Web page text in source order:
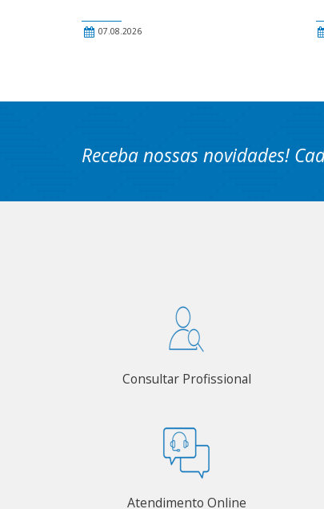
07.08.2026
Receba nossas novidades!
Consultar Profissional
Atendimento Online